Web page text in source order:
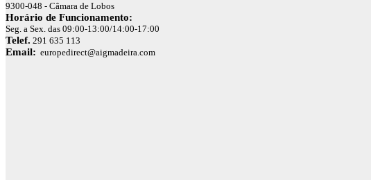
9300-048 - Câmara de Lobos
Horário de Funcionamento:
Seg. a Sex. das 09:00-13:00/14:00-17:00
Telef. 291 635 113
Email: europedirect@aigmadeira.com